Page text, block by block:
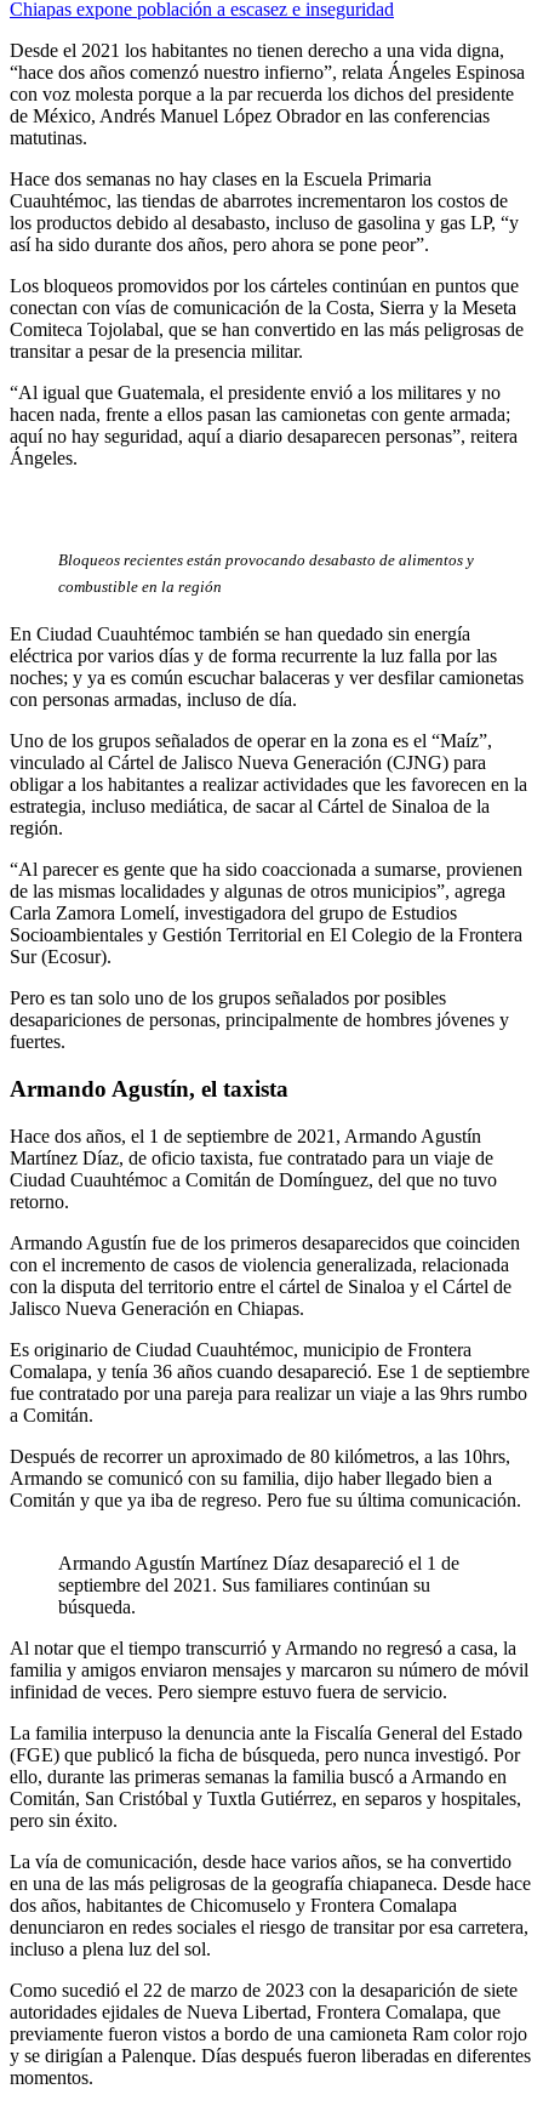
Chiapas expone población a escasez e inseguridad
Desde el 2021 los habitantes no tienen derecho a una vida digna,
“hace dos años comenzó nuestro infierno”, relata Ángeles Espinosa
con voz molesta porque a la par recuerda los dichos del presidente
de México, Andrés Manuel López Obrador en las conferencias
matutinas.
Hace dos semanas no hay clases en la Escuela Primaria
Cuauhtémoc, las tiendas de abarrotes incrementaron los costos de
los productos debido al desabasto, incluso de gasolina y gas LP, “y
así ha sido durante dos años, pero ahora se pone peor”.
Los bloqueos promovidos por los cárteles continúan en puntos que
conectan con vías de comunicación de la Costa, Sierra y la Meseta
Comiteca Tojolabal, que se han convertido en las más peligrosas de
transitar a pesar de la presencia militar.
“Al igual que Guatemala, el presidente envió a los militares y no
hacen nada, frente a ellos pasan las camionetas con gente armada;
aquí no hay seguridad, aquí a diario desaparecen personas”, reitera
Ángeles.
Bloqueos recientes están provocando desabasto de alimentos y
combustible en la región
En Ciudad Cuauhtémoc también se han quedado sin energía
eléctrica por varios días y de forma recurrente la luz falla por las
noches; y ya es común escuchar balaceras y ver desfilar camionetas
con personas armadas, incluso de día.
Uno de los grupos señalados de operar en la zona es el “Maíz”,
vinculado al Cártel de Jalisco Nueva Generación (CJNG) para
obligar a los habitantes a realizar actividades que les favorecen en la
estrategia, incluso mediática, de sacar al Cártel de Sinaloa de la
región.
“Al parecer es gente que ha sido coaccionada a sumarse, provienen
de las mismas localidades y algunas de otros municipios”, agrega
Carla Zamora Lomelí, investigadora del grupo de Estudios
Socioambientales y Gestión Territorial en El Colegio de la Frontera
Sur (Ecosur).
Pero es tan solo uno de los grupos señalados por posibles
desapariciones de personas, principalmente de hombres jóvenes y
fuertes.
Armando Agustín, el taxista
Hace dos años, el 1 de septiembre de 2021, Armando Agustín
Martínez Díaz, de oficio taxista, fue contratado para un viaje de
Ciudad Cuauhtémoc a Comitán de Domínguez, del que no tuvo
retorno.
Armando Agustín fue de los primeros desaparecidos que coinciden
con el incremento de casos de violencia generalizada, relacionada
con la disputa del territorio entre el cártel de Sinaloa y el Cártel de
Jalisco Nueva Generación en Chiapas.
Es originario de Ciudad Cuauhtémoc, municipio de Frontera
Comalapa, y tenía 36 años cuando desapareció. Ese 1 de septiembre
fue contratado por una pareja para realizar un viaje a las 9hrs rumbo
a Comitán.
Después de recorrer un aproximado de 80 kilómetros, a las 10hrs,
Armando se comunicó con su familia, dijo haber llegado bien a
Comitán y que ya iba de regreso. Pero fue su última comunicación.
Armando Agustín Martínez Díaz desapareció el 1 de
septiembre del 2021. Sus familiares continúan su
búsqueda.
Al notar que el tiempo transcurrió y Armando no regresó a casa, la
familia y amigos enviaron mensajes y marcaron su número de móvil
infinidad de veces. Pero siempre estuvo fuera de servicio.
La familia interpuso la denuncia ante la Fiscalía General del Estado
(FGE) que publicó la ficha de búsqueda, pero nunca investigó. Por
ello, durante las primeras semanas la familia buscó a Armando en
Comitán, San Cristóbal y Tuxtla Gutiérrez, en separos y hospitales,
pero sin éxito.
La vía de comunicación, desde hace varios años, se ha convertido
en una de las más peligrosas de la geografía chiapaneca. Desde hace
dos años, habitantes de Chicomuselo y Frontera Comalapa
denunciaron en redes sociales el riesgo de transitar por esa carretera,
incluso a plena luz del sol.
Como sucedió el 22 de marzo de 2023 con la desaparición de siete
autoridades ejidales de Nueva Libertad, Frontera Comalapa, que
previamente fueron vistos a bordo de una camioneta Ram color rojo
y se dirigían a Palenque. Días después fueron liberadas en diferentes
momentos.